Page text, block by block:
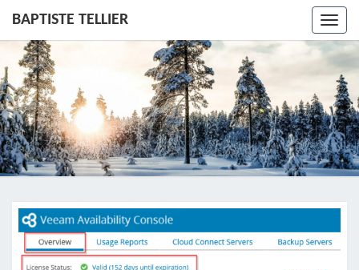
BAPTISTE TELLIER